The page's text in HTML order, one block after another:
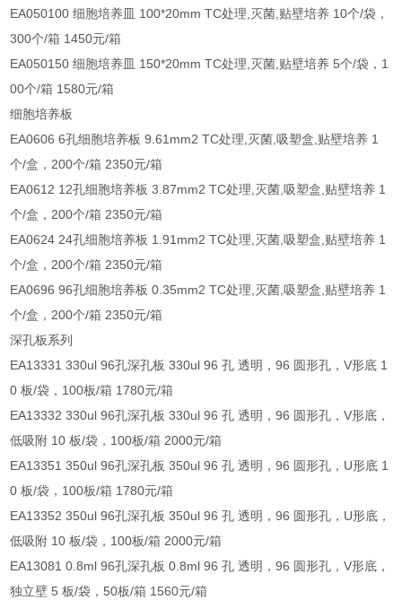
EA050100 细胞培养皿 100*20mm TC处理,灭菌,贴壁培养 10个/袋，
300个/箱 1450元/箱
EA050150 细胞培养皿 150*20mm TC处理,灭菌,贴壁培养 5个/袋，1
00个/箱 1580元/箱
细胞培养板
EA0606 6孔细胞培养板 9.61mm2 TC处理,灭菌,吸塑盒,贴壁培养 1
个/盒，200个/箱 2350元/箱
EA0612 12孔细胞培养板 3.87mm2 TC处理,灭菌,吸塑盒,贴壁培养 1
个/盒，200个/箱 2350元/箱
EA0624 24孔细胞培养板 1.91mm2 TC处理,灭菌,吸塑盒,贴壁培养 1
个/盒，200个/箱 2350元/箱
EA0696 96孔细胞培养板 0.35mm2 TC处理,灭菌,吸塑盒,贴壁培养 1
个/盒，200个/箱 2350元/箱
深孔板系列
EA13331 330ul 96孔深孔板 330ul 96 孔 透明，96 圆形孔，V形底 1
0 板/袋，100板/箱 1780元/箱
EA13332 330ul 96孔深孔板 330ul 96 孔 透明，96 圆形孔，V形底，
低吸附 10 板/袋，100板/箱 2000元/箱
EA13351 350ul 96孔深孔板 350ul 96 孔 透明，96 圆形孔，U形底 1
0 板/袋，100板/箱 1780元/箱
EA13352 350ul 96孔深孔板 350ul 96 孔 透明，96 圆形孔，U形底，
低吸附 10 板/袋，100板/箱 2000元/箱
EA13081 0.8ml 96孔深孔板 0.8ml 96 孔 透明，96 圆形孔，V形底，
独立壁 5 板/袋，50板/箱 1560元/箱